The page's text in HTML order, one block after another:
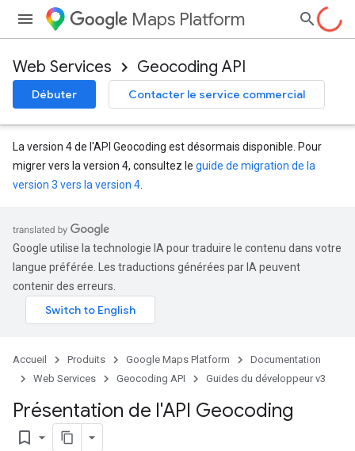
Maps Platform
Web Services Geocoding API
Débuter Contacter le service commercial
La version 4 de l'API Geocoding est désormais disponible. Pour
migrer vers la version 4, consultez le guide de migration de la
version 3 vers la version 4
Google utilise la technologie IA pour traduire le contenu dans votre
langue préférée. Les traductions générées par IA peuvent
contenir des erreurs.
Accueil Produits Google Maps Platform
Documentation
Web Services
Geocoding API Guides du développeur v3
Présentation de l'API Geocoding
bookmark_border